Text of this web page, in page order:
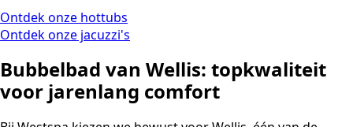
Ontdek onze hottubs
Ontdek onze jacuzzi's
Bubbelbad van Wellis: topkwaliteit
voor jarenlang comfort